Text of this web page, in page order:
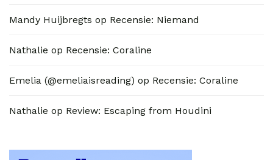
Mandy Huijbregts op Recensie: Niemand
Nathalie op Recensie: Coraline
Emelia (@emeliaisreading) op Recensie: Coraline
Nathalie op Review: Escaping from Houdini